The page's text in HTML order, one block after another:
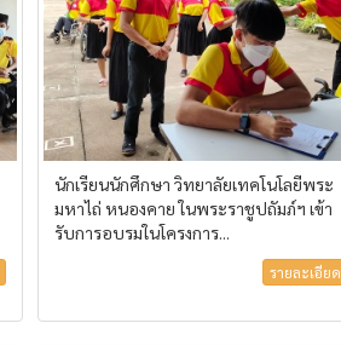
นักเรียนนักศึกษา วิทยาลัยเทคโนโลยีพระ
มหาไถ่ หนองคาย ในพระราชูปถัมภ์ฯ เข้า
รับการอบรมในโครงการ...
รายละเอียด